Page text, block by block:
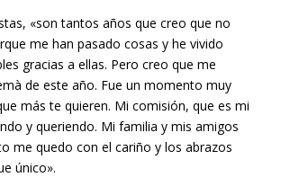
«son tantos años que creo que no
me han pasado cosas y he vivido
gracias a ellas. Pero creo que me
de este año. Fue un momento muy
más te quieren. Mi comisión, que es mi
y queriendo. Mi familia y mis amigos
me quedo con el cariño y los abrazos
único».